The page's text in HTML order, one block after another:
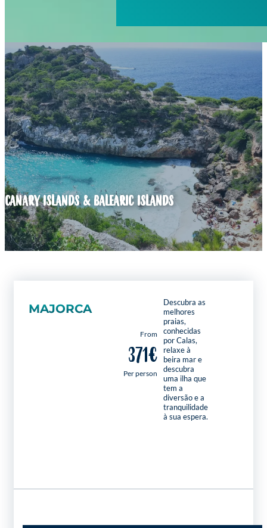
CANARY ISLANDS & BALEARIC ISLANDS
MAJORCA
From
371€
Per person
Descubra as
melhores
praias,
conhecidas
por Calas,
relaxe à
beira mar e
descubra
uma ilha que
tem a
diversão e a
tranquilidade
à sua espera.